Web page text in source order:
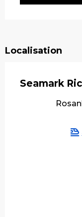
Localisation
Seamark